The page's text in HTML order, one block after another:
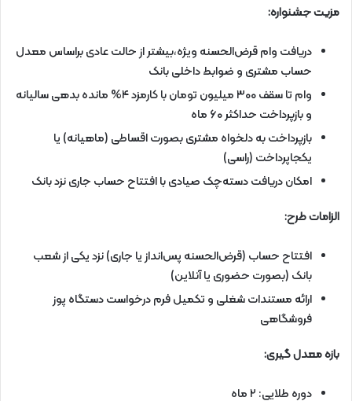
مزیت جشنواره:
دریافت وام قرض‌الحسنه ویژه،بیشتر از حالت عادی براساس معدل
حساب مشتری و ضوابط داخلی بانک
وام تا سقف ۳۰۰ میلیون تومان با کارمزد ۴% مانده بدهی سالیانه
و بازپرداخت حداکثر ۶۰ ماه
بازپرداخت به دلخواه مشتری بصورت اقساطی (ماهیانه) یا
یکجاپرداخت (راسی)
امکان دریافت دسته‌چک صیادی با افتتاح حساب جاری نزد بانک
الزامات طرح:
افتتاح حساب (قرض‌الحسنه پس‌انداز یا جاری) نزد یکی از شعب
بانک (بصورت حضوری یا آنلاین)
ارائه مستندات شغلی و تکمیل فرم درخواست دستگاه پوز
فروشگاهی
بازه معدل گیری:
دوره طلایی: ۲ ماه